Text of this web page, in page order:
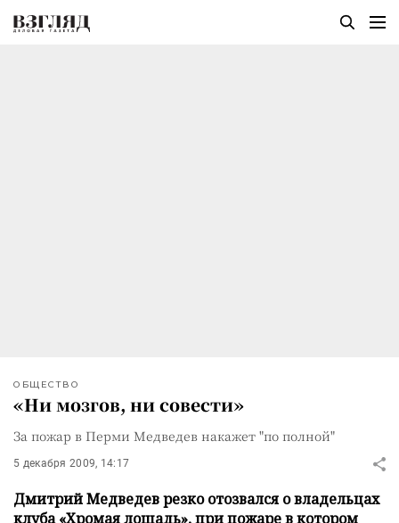
ОБЩЕСТВО
«Ни мозгов, ни совести»
За пожар в Перми Медведев накажет "по полной"
5 декабря 2009, 14:17
Дмитрий Медведев резко отозвался о владельцах
клуба «Хромая лошадь», при пожаре в котором